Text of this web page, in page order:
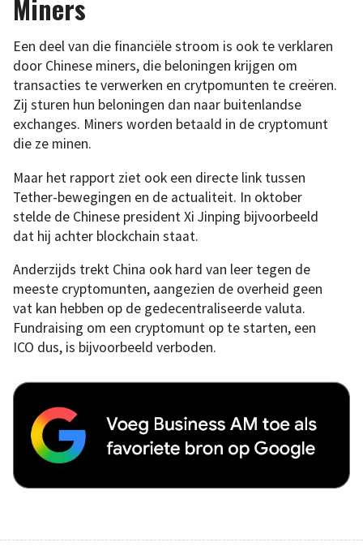
Miners
Een deel van die financiële stroom is ook te verklaren
door Chinese miners, die beloningen krijgen om
transacties te verwerken en crytpomunten te creëren.
Zij sturen hun beloningen dan naar buitenlandse
exchanges. Miners worden betaald in de cryptomunt
die ze minen.
Maar het rapport ziet ook een directe link tussen
Tether-bewegingen en de actualiteit. In oktober
stelde de Chinese president Xi Jinping bijvoorbeeld
dat hij achter blockchain staat.
Anderzijds trekt China ook hard van leer tegen de
meeste cryptomunten, aangezien de overheid geen
vat kan hebben op de gedecentraliseerde valuta.
Fundraising om een cryptomunt op te starten, een
ICO dus, is bijvoorbeeld verboden.